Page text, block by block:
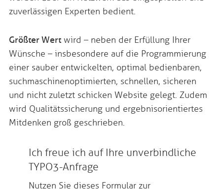
zuverlässigen Experten bedient.
Größter Wertwird – neben der Erfüllung Ihrer
Wünsche – insbesondere auf die Programmierung
einer sauber entwickelten, optimal bedienbaren,
suchmaschinenoptimierten, schnellen, sicheren
und nicht zuletzt schicken Website gelegt. Zudem
wird Qualitätssicherung und ergebnisorientiertes
Mitdenken groß geschrieben.
Ich freue ich auf Ihre unverbindliche
TYPO3-Anfrage
Nutzen Sie dieses Formular zur